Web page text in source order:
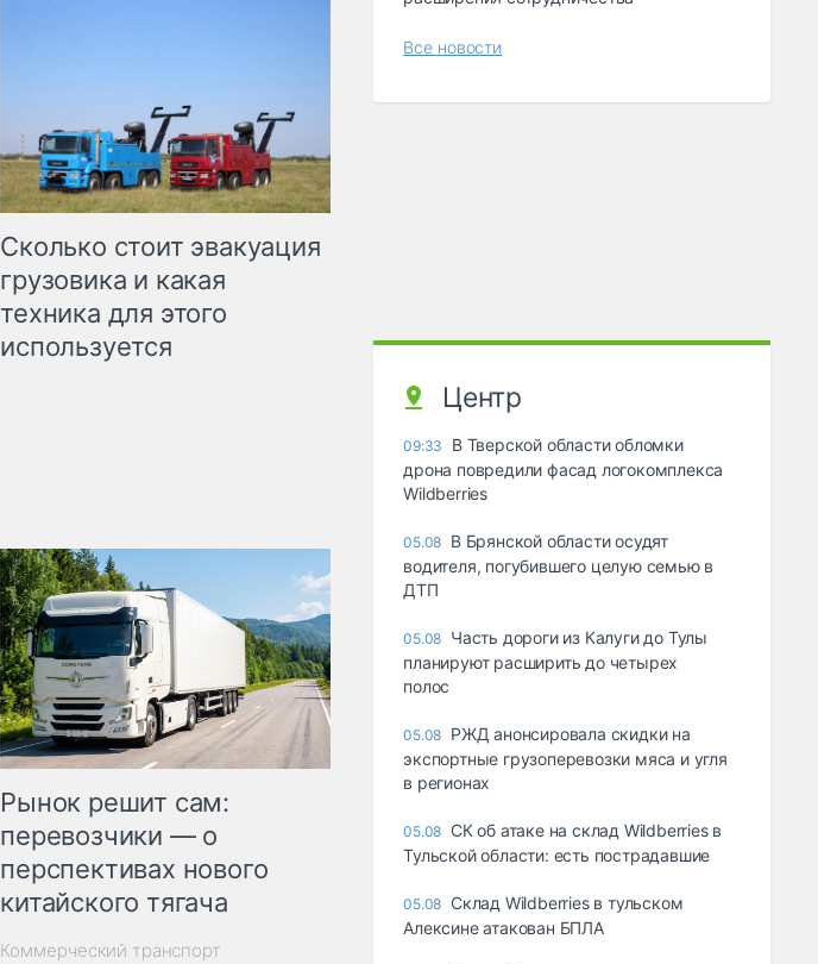
Сколько стоит эвакуация
грузовика и какая
техника для этого
используется
Рынок решит сам:
перевозчики — о
перспективах нового
китайского тягача
Коммерческий транспорт
Все новости
Центр
09:33
В Тверской области обломки
дрона повредили фасад логокомплекса
Wildberries
05.08 В Брянской области осудят
водителя, погубившего целую семью в
ДТП
05.08 Часть дороги из Калуги до Тулы
планируют расширить до четырех
полос
05.08 РЖД анонсировала скидки на
экспортные грузоперевозки мяса и угля
в регионах
05.08 СК об атаке на склад Wildberries в
Тульской области: есть пострадавшие
05.08 Склад Wildberries в тульском
Алексине атакован БПЛА